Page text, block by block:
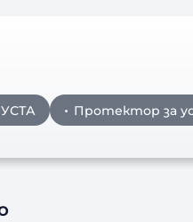
Протектор за